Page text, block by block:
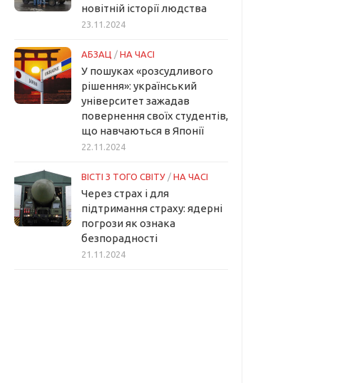
новітній історії людства
23.11.2024
АБЗАЦ / НА ЧАСІ
У пошуках «розсудливого
рішення»: український
університет зажадав
повернення своїх студентів,
що навчаються в Японії
22.11.2024
ВІСТІ З ТОГО СВІТУ / НА ЧАСІ
Через страх і для
підтримання страху: ядерні
погрози як ознака
безпорадності
21.11.2024